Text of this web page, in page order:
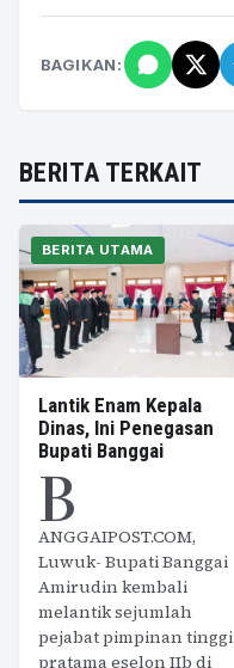
BAGIKAN:
BERITA TERKAIT
BERITA UTAMA
Lantik Enam Kepala
Dinas, Ini Penegasan
Bupati Banggai
B
ANGGAIPOST.COM,
Luwuk- Bupati Banggai
Amirudin kembali
melantik sejumlah
pejabat pimpinan tinggi
pratama eselon IIb di